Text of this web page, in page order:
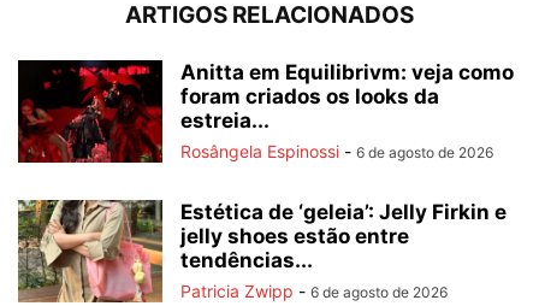
ARTIGOS RELACIONADOS
Anitta em Equilibrivm: veja como
foram criados os looks da
estreia...
Rosângela Espinossi - 6 de agosto de 2026
Estética de ‘geleia’: Jelly Firkin e
jelly shoes estão entre
tendências...
Patricia Zwipp - 6 de agosto de 2026